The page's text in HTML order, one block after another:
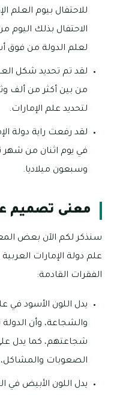
للاحتفال بيوم العلم
الاحتفال بذلك
لعلم الدولة من فوق
لقد تم تحديد شكل
من بين أكثر من ألف
لتحديد علم الإمارات.
لقد رفعت راية دولة
في يوم اثنان من شهر
وسبعون ميلاديا.
معنى تصميم
سنذكر لكم الآن بعض
علم دولة الإمارات
الفقرات القادمة:
يدل اللون الأسود في
والشجاعة، وأن
شجاعتهم، كما يدل
الصعوبات والمشاكل،
يدل اللون الأبيض في